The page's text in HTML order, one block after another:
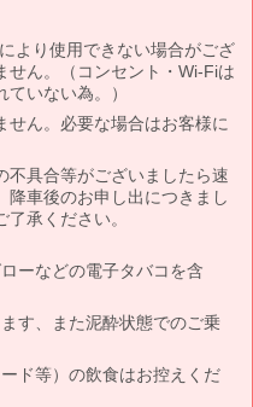
より使用できない場合がござ
せん。（コンセント・Wi-Fiは
いない為。）
せん。必要な場合はお客様に
不具合等がございましたら速
降車後のお申し出につきまし
承ください。
ーなどの電子タバコを含
す、また泥酔状態でのご乗
ド等）の飲食はお控えくだ